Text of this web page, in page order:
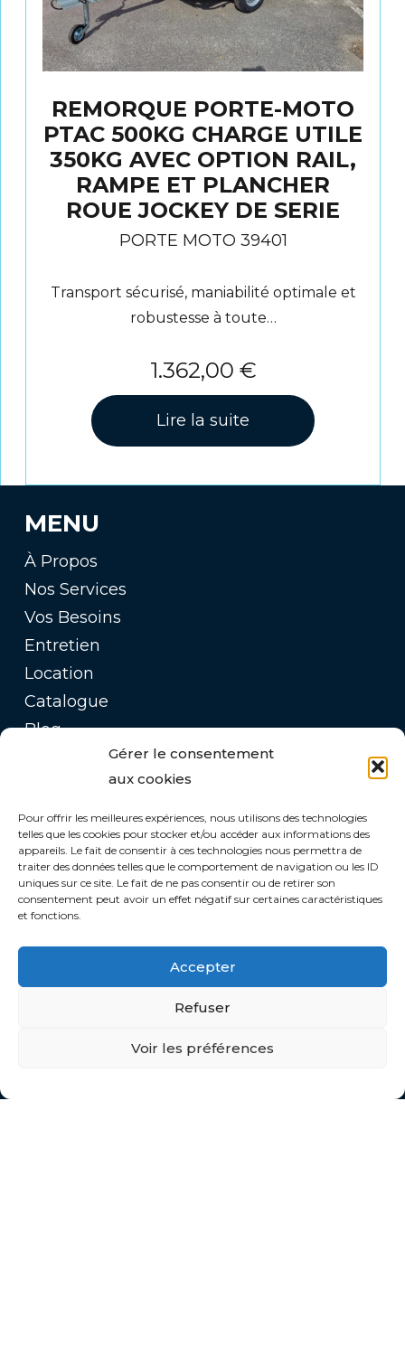
Gérer le consentement
aux cookies
Pour offrir les meilleures expériences, nous utilisons des technologies
telles que les cookies pour stocker et/ou accéder aux informations des
appareils. Le fait de consentir à ces technologies nous permettra de
traiter des données telles que le comportement de navigation ou les ID
uniques sur ce site. Le fait de ne pas consentir ou de retirer son
consentement peut avoir un effet négatif sur certaines caractéristiques
et fonctions.
Accepter
Refuser
Voir les préférences
REMORQUE PORTE-MOTO
PTAC 500KG CHARGE UTILE
350KG AVEC OPTION RAIL,
RAMPE ET PLANCHER
ROUE JOCKEY DE SERIE
PORTE MOTO 39401
Transport sécurisé, maniabilité optimale et
robustesse à toute…
1.362,00 €
Lire la suite
MENU
À Propos
Nos Services
Vos Besoins
Entretien
Location
Catalogue
Blog
02 40 61 61 60
contact@remorqueca.fr
CONTACT :
Parc d’activités de BRAIS
1 rue Fernand NOUVION
44600 SAINT NAZAIRE